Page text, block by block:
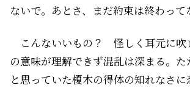
ないで。あとさ、まだ約束は終わって
こんないいもの？ 怪しく耳元に吹
の意味が理解できず混乱は深まる。
と思っていた榎木の得体の知れなさ